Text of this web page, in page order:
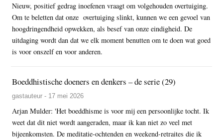
Nieuw, positief gedrag inoefenen vraagt om volgehouden overtuiging.
Om te beletten dat onze overtuiging slinkt, kunnen we een gevoel van
hoogdringendheid opwekken, als besef van onze eindigheid. De
uitdaging wordt dan dat we elk moment benutten om te doen wat goed
is voor onszelf en voor anderen.
Boeddhistische doeners en denkers – de serie (29)
gastauteur - 17 mei 2026
Arjan Mulder: 'Het boeddhisme is voor mij een persoonlijke tocht. Ik
weet dat dit niet wordt aangeraden, maar ik kan niet zo veel met
bijeenkomsten. De meditatie-ochtenden en weekend-retraites die ik